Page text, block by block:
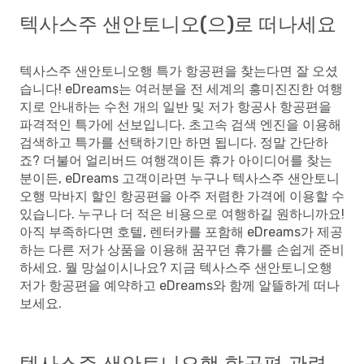
시애틀- 텍사스주 샌안토니오
American Airlines1 경유
817454
₩
758795
텍사스주 샌안토니오(으)로 떠나세요
텍사스주 샌안토니오행 특가 항공편을 찾는다면 잘 오셨
습니다! eDreams는 여러분을 전 세계의 흥미진진한 여행
지로 안내하는 수천 개의 일반 및 저가 항공사 항공편을
파격적인 특가에 선보입니다. 초고속 검색 엔진을 이용해
검색하고 특가를 선택하기만 하면 됩니다. 정말 간단하
죠? 더불어 얼리버드 여행객이든 휴가 아이디어를 찾는
분이든, eDreams 고객이라면 누구나 텍사스주 샌안토니
오행 막바지 할인 항공편을 아주 저렴한 가격에 이용할 수
있습니다. 누구나 더 적은 비용으로 여행하길 원하니까요!
아직 부족하다면 호텔, 렌터카를 포함해 eDreams가 제공
하는 다른 저가 상품을 이용해 꿈꾸던 휴가를 손쉽게 준비
하세요. 뭘 망설이시나요? 지금 텍사스주 샌안토니오행
저가 항공편을 예약하고 eDreams와 함께 알뜰하게 떠나
보세요.